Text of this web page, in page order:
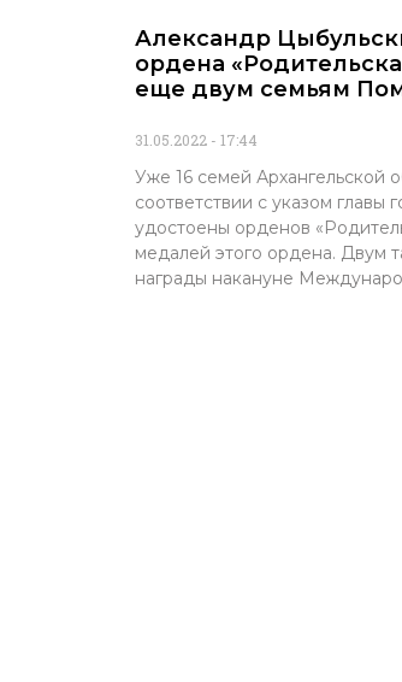
Александр
ордена
еще двум семьям
31.05.2022 17:44
Уже 16 семей Архангельской
соответствии с указом главы
удостоены орденов
медалей этого ордена. Двум
награды накануне